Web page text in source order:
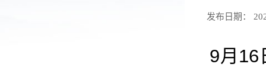
发布日期：
9月16